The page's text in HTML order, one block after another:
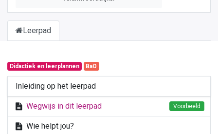
Leerpad
Didactiek en leerplannen BaO
Inleiding op het leerpad
Wegwijs in dit leerpad Voorbeeld
Wie helpt jou?